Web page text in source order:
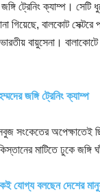
ক্যাম্প। সেটি
বালকোট সেক্টরে
বায়ুসেনা।
জঙ্গি ট্রেনিং ক্যাম্প
সংকেতের অপেক্ষাতেই
মাটিতে ঢুকে জঙ্গি
যোগ্য বলছেন দেশের